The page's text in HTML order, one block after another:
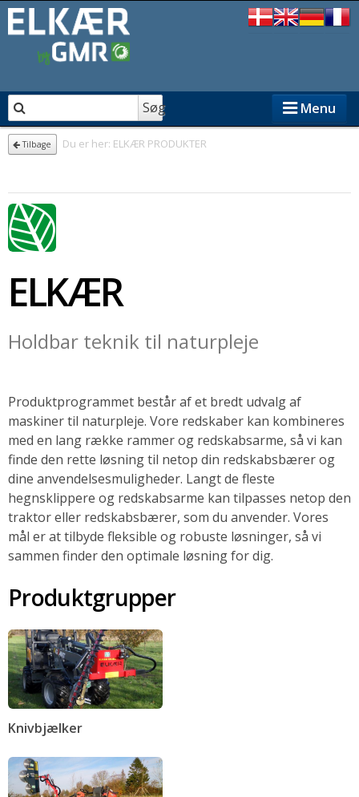
Søg Menu
FORHANDLERE
GMR
Om ELKÆR
Tilbage Du er her: ELKÆR PRODUKTER
ELKÆR
Holdbar teknik til naturpleje
Produktprogrammet består af et bredt udvalg af
maskiner til naturpleje. Vore redskaber kan kombineres
med en lang række rammer og redskabsarme, så vi kan
finde den rette løsning til netop din redskabsbærer og
dine anvendelsesmuligheder. Langt de fleste
hegnsklippere og redskabsarme kan tilpasses netop den
traktor eller redskabsbærer, som du anvender. Vores
mål er at tilbyde fleksible og robuste løsninger, så vi
sammen finder den optimale løsning for dig.
Produktgrupper
Knivbjælker